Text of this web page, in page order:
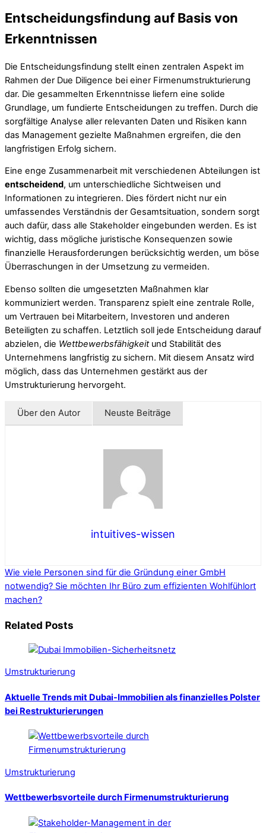
Entscheidungsfindung auf Basis von
Erkenntnissen
Die Entscheidungsfindung stellt einen zentralen Aspekt im
Rahmen der Due Diligence bei einer Firmenumstrukturierung
dar. Die gesammelten Erkenntnisse liefern eine solide
Grundlage, um fundierte Entscheidungen zu treffen. Durch die
sorgfältige Analyse aller relevanten Daten und Risiken kann
das Management gezielte Maßnahmen ergreifen, die den
langfristigen Erfolg sichern.
Eine enge Zusammenarbeit mit verschiedenen Abteilungen ist
entscheidend, um unterschiedliche Sichtweisen und
Informationen zu integrieren. Dies fördert nicht nur ein
umfassendes Verständnis der Gesamtsituation, sondern sorgt
auch dafür, dass alle Stakeholder eingebunden werden. Es ist
wichtig, dass mögliche juristische Konsequenzen sowie
finanzielle Herausforderungen berücksichtig werden, um böse
Überraschungen in der Umsetzung zu vermeiden.
Ebenso sollten die umgesetzten Maßnahmen klar
kommuniziert werden. Transparenz spielt eine zentrale Rolle,
um Vertrauen bei Mitarbeitern, Investoren und anderen
Beteiligten zu schaffen. Letztlich soll jede Entscheidung darauf
abzielen, die Wettbewerbsfähigkeitund Stabilität des
Unternehmens langfristig zu sichern. Mit diesem Ansatz wird
möglich, dass das Unternehmen gestärkt aus der
Umstrukturierung hervorgeht.
Über den Autor Neuste Beiträge
intuitives-wissen
Wie viele Personen sind für die Gründung einer GmbH
notwendig? Sie möchten Ihr Büro zum effizienten Wohlfühlort
machen?
Related Posts
Umstrukturierung
Aktuelle Trends mit Dubai-Immobilien als finanzielles Polster
bei Restrukturierungen
Umstrukturierung
Wettbewerbsvorteile durch Firmenumstrukturierung